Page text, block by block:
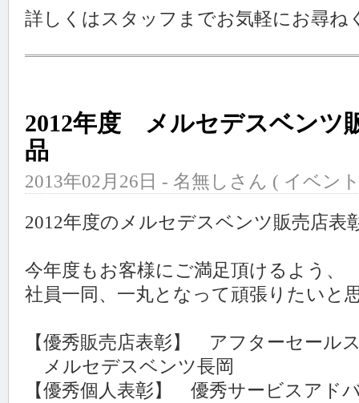
詳しくはスタッフまでお気軽にお尋ね
2012年度 メルセデスベンツ
品
2013年02月26日 - 名無しさん ( イベン
2012年度のメルセデスベンツ販売店表
今年度もお客様にご満足頂けるよう、
社員一同、一丸となって頑張りたいと
【優秀販売店表彰】 アフターセー
メルセデスベンツ長岡
【優秀個人表彰】 優秀サービスアド